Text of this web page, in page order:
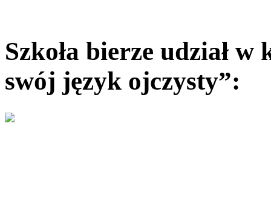
Szkoła bierze udział
swój język ojczysty”: